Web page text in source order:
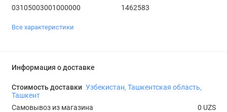
03105003001000000 1462583
Все характеристики
Информация о доставке
Стоимость доставки Узбекистан, Ташкентская область,
Ташкент
Самовывоз из магазина
0 UZS